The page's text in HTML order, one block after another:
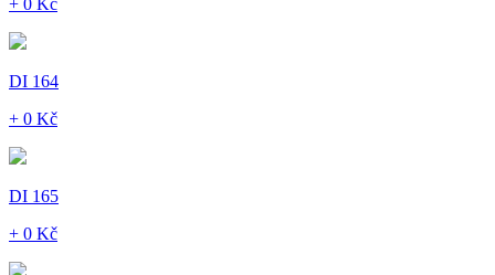
DI 164
+ 0 Kč
DI 165
+ 0 Kč